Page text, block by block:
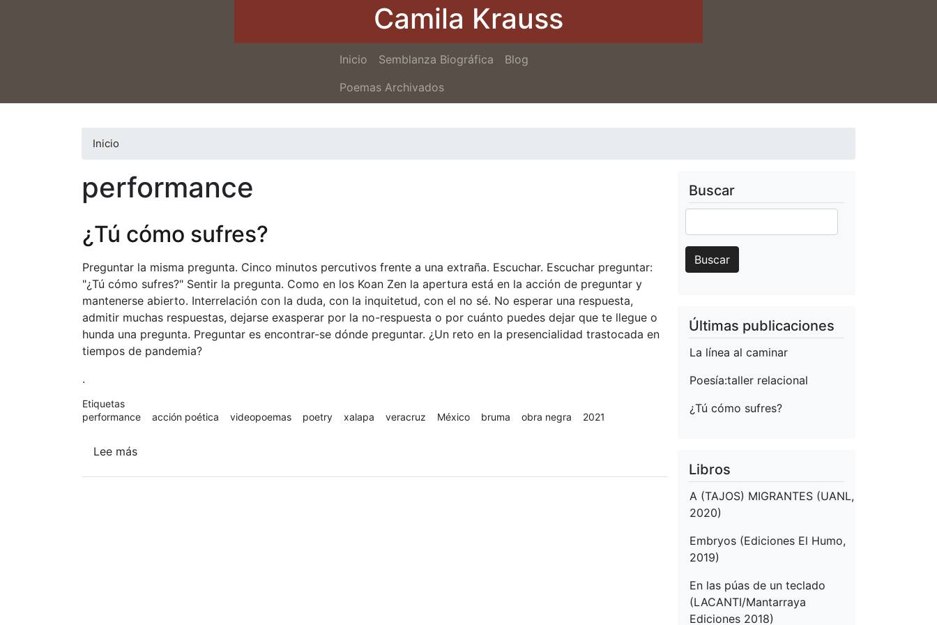
Pasar
al
contenido
principal
Camila Krauss
Navegación
principal
Inicio Semblanza Biográfica
Blog
Poemas Archivados
Inicio
performance
¿Tú cómo sufres?
Preguntar la misma pregunta. Cinco minutos percutivos frente a una extraña. Escuchar. Escuchar preguntar:
"¿Tú cómo sufres?" Sentir la pregunta. Como en los Koan Zen la apertura está en la acción de preguntar y
mantenerse abierto. Interrelación con la duda, con la inquitetud, con el no sé. No esperar una respuesta,
admitir muchas respuestas, dejarse exasperar por la no-respuesta o por cuánto puedes dejar que te llegue o
hunda una pregunta. Preguntar es encontrar-se dónde preguntar. ¿Un reto en la presencialidad trastocada en
tiempos de pandemia?
.
Etiquetas
performance
acción poética videopoemas poetry xalapa veracruz México bruma obra negra 2021
Lee más
Buscar
Buscar
Últimas publicaciones
La línea al caminar
Poesía:taller relacional
¿Tú cómo sufres?
Libros
A (TAJOS) MIGRANTES (UANL,
2020)
Embryos (Ediciones El Humo,
2019)
En las púas de un teclado
(LACANTI/Mantarraya
Ediciones 2018)